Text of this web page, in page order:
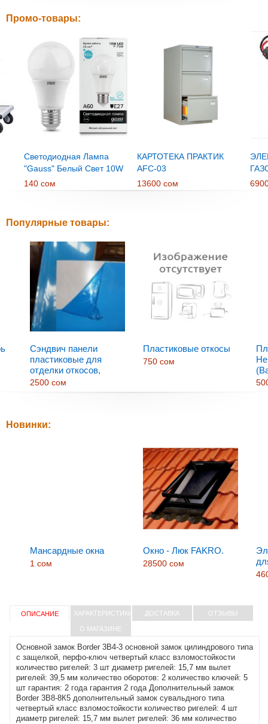
Промо-товары:
Светодиодная Лампа
"Gauss" Белый Свет 10W
E27
140 сом
КАРТОТЕКА ПРАКТИК
AFC-03
13600 сом
Популярные товары:
Сэндвич панели
пластиковые для
отделки откосов,
пластиковых дверей
2500 сом
Пластиковые откосы
750 сом
Новинки:
Мансардные окна
1 сом
Окно - Люк FAKRO.
28500 сом
ОПИСАНИЕ ХАРАКТЕРИСТИКИ ДОСТАВКА ОТЗЫВЫ
О МАГАЗИНЕ
Основной замок Border 3B4-3 основной замок цилиндрового типа
с защелкой, перфо-ключ четвертый класс взломостойкости
количество ригелей: 3 шт диаметр ригелей: 15,7 мм вылет
ригелей: 39,5 мм количество оборотов: 2 количество ключей: 5
шт гарантия: 2 года гарантия 2 года Дополнительный замок
Border 3B8-8К5 дополнительный замок сувальдного типа
четвертый класс взломостойкости количество ригелей: 4 шт
диаметр ригелей: 15,7 мм вылет ригелей: 36 мм количество